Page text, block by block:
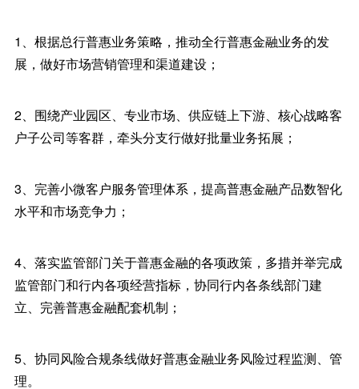
1、根据总行普惠业务策略，推动全行普惠金融业务的发
展，做好市场营销管理和渠道建设；
2、围绕产业园区、专业市场、供应链上下游、核心战略客
户子公司等客群，牵头分支行做好批量业务拓展；
3、完善小微客户服务管理体系，提高普惠金融产品数智化
水平和市场竞争力；
4、落实监管部门关于普惠金融的各项政策，多措并举完成
监管部门和行内各项经营指标，协同行内各条线部门建
立、完善普惠金融配套机制；
5、协同风险合规条线做好普惠金融业务风险过程监测、管
理。